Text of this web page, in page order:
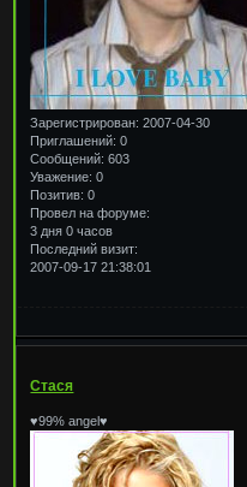
Зарегистрирован: 2007-04-30
Приглашений: 0
Сообщений: 603
Уважение: 0
Позитив: 0
Провел на форуме:
3 дня 0 часов
Последний визит:
2007-09-17 21:38:01
Стася
♥99% angel♥